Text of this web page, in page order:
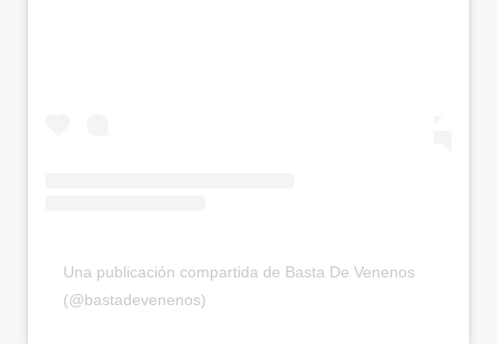
Una publicación compartida de Basta De Venenos
(@bastadevenenos)